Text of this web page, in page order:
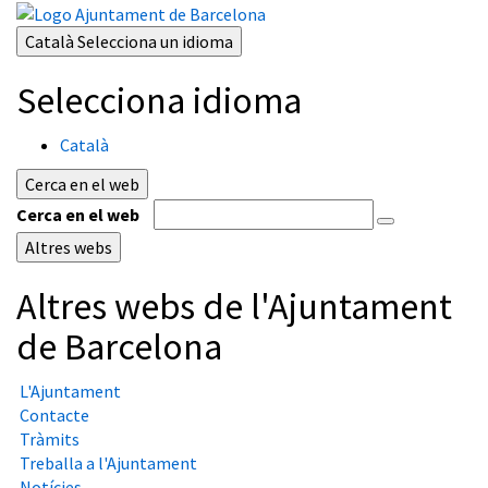
Català Selecciona un idioma
Selecciona idioma
Català
Cerca en el web
Cerca en el web
Altres webs
Altres webs de l'Ajuntament
de Barcelona
L'Ajuntament
Contacte
Tràmits
Treballa a l'Ajuntament